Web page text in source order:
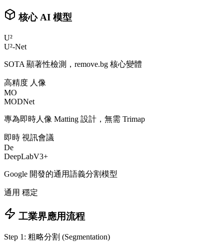
核心 AI 模型
U²
U²-Net
SOTA 顯著性檢測，remove.bg 核心變體
高精度 人像
MO
MODNet
專為即時人像 Matting 設計，無需 Trimap
即時 視訊會議
De
DeepLabV3+
Google 開發的通用語義分割模型
通用 穩定
工業界應用流程
Step 1: 粗略分割 (Segmentation)